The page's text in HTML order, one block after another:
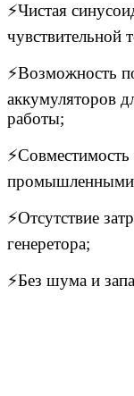
⚡Чистая
чувствительной
⚡Возможность
аккумуляторов
работы;
промышленными
⚡Отсутствие
генеретора;
⚡Без шума и